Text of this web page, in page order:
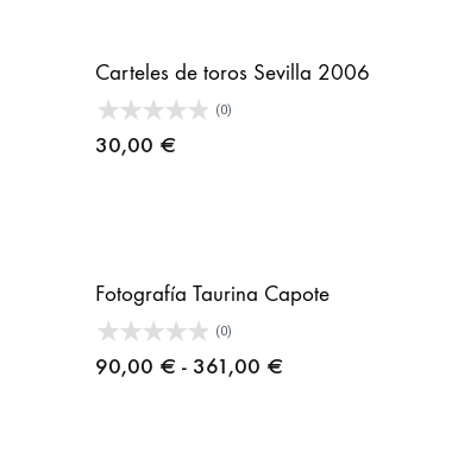
Carteles de toros Sevilla 2006
(0)
30,00 €
Fotografía Taurina Capote
(0)
90,00 € - 361,00 €Rango